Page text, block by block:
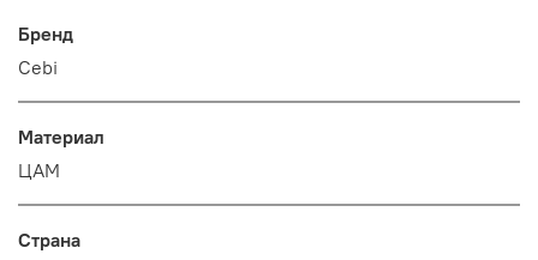
Бренд
Cebi
Материал
ЦАМ
Страна